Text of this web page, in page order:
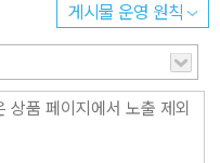
게시물 운영 원칙